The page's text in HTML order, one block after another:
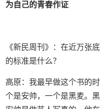
为自己的青春作证
《新民周刊》：在近万张
的标准是什么？
高原：我最早做这个书的
个是安帅，一个是黑麦。